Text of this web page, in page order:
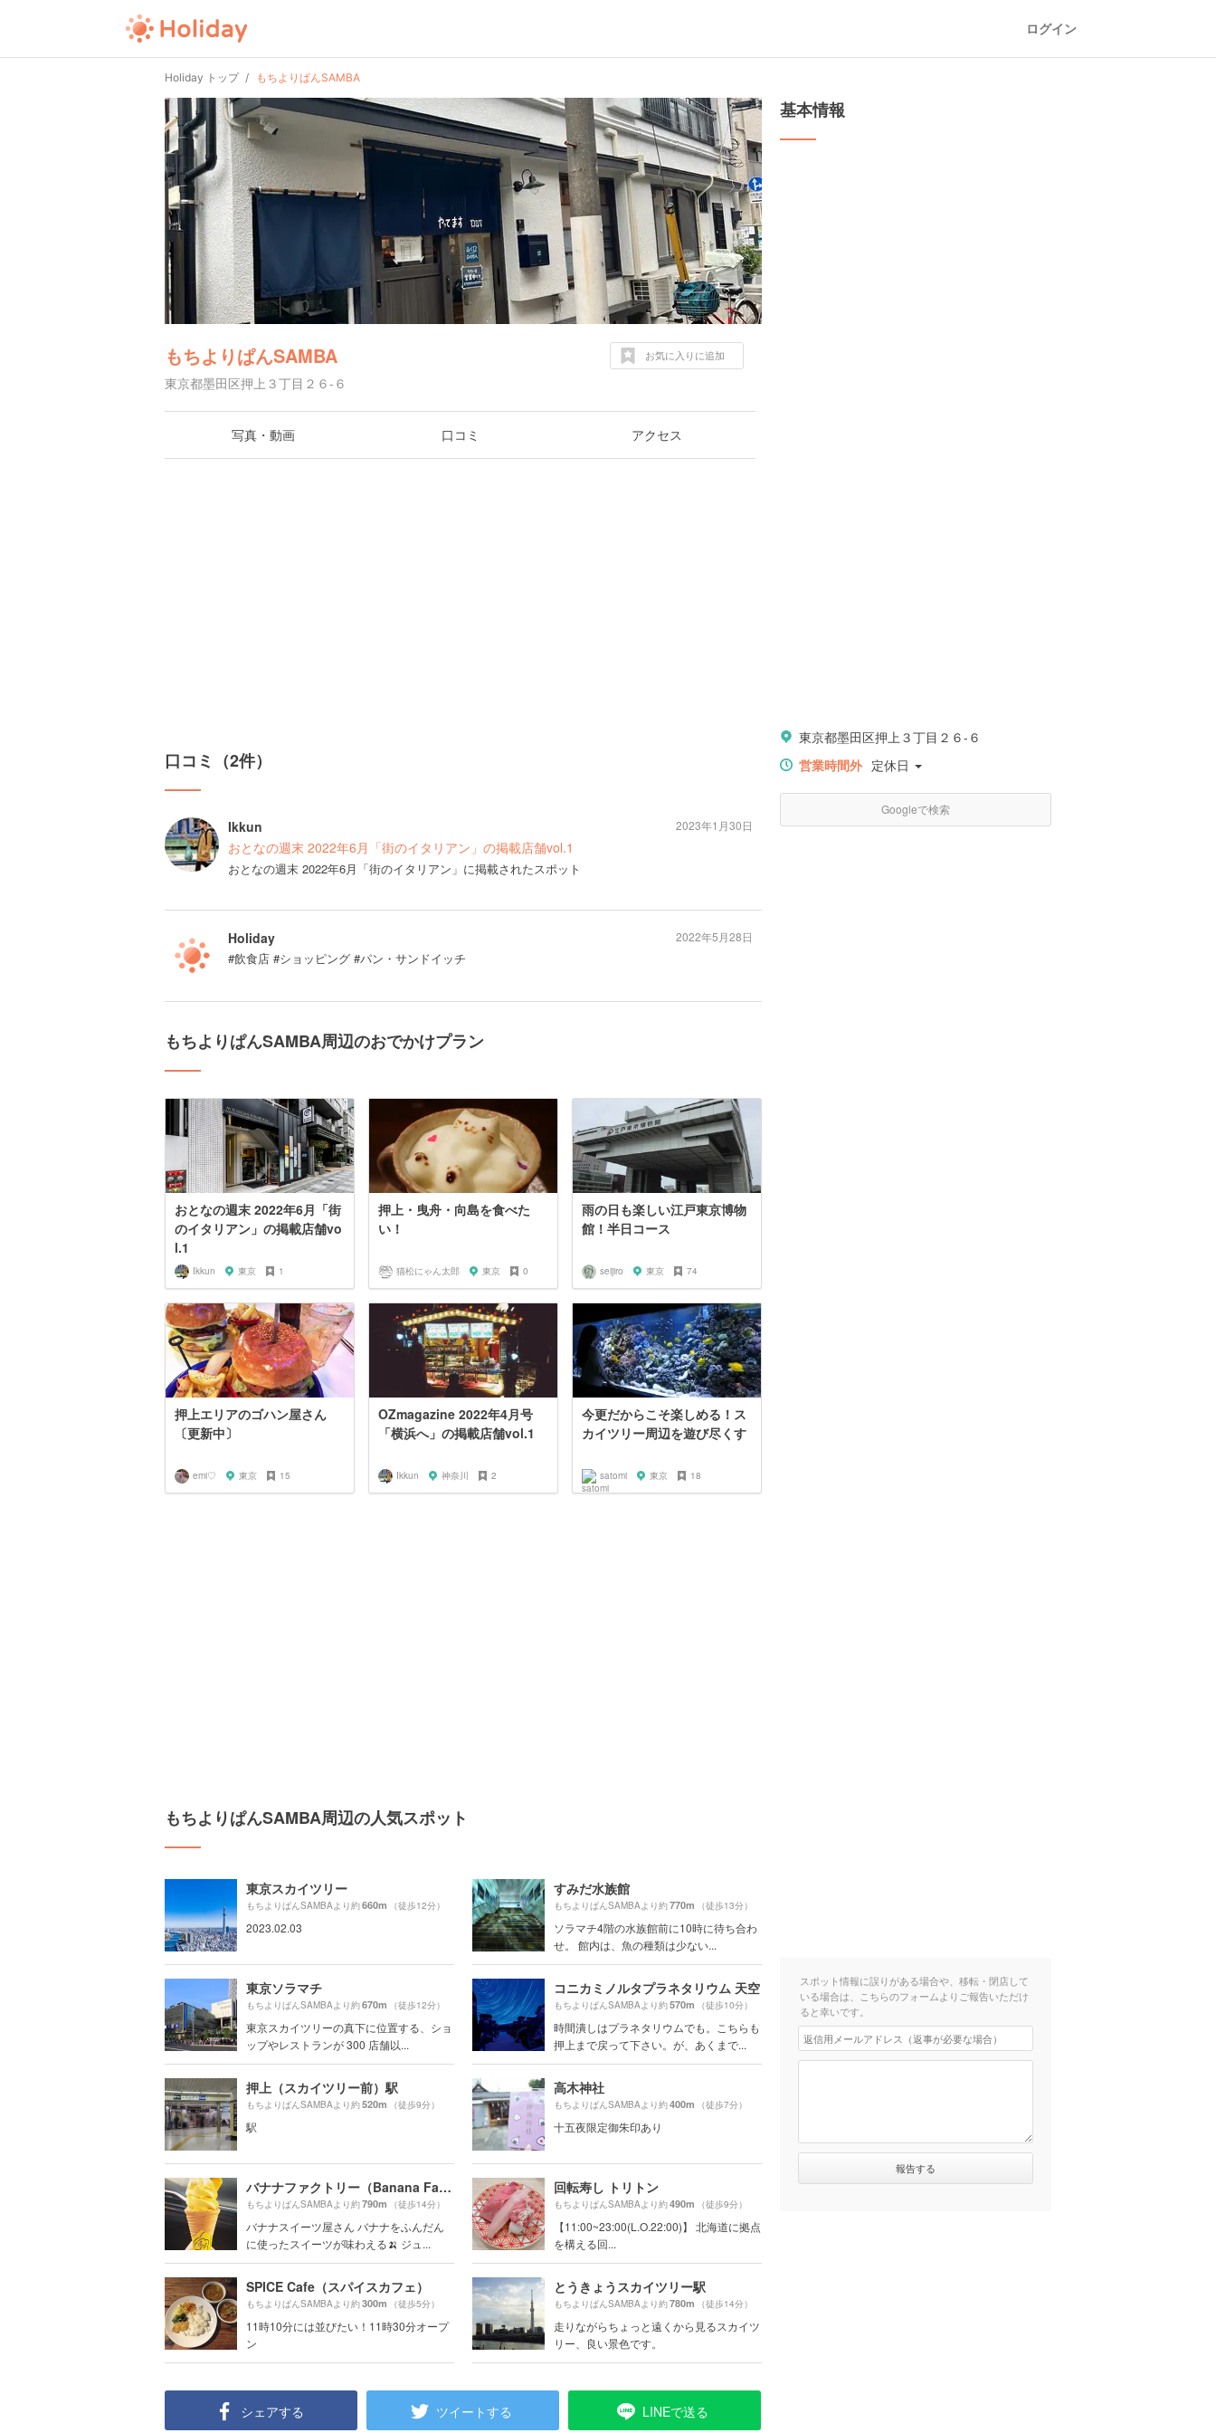
ログイン
Holiday トップ もちよりぱんSAMBA
もちよりぱんSAMBA
東京都墨田区押上３丁目２６-６
お気に入りに追加
写真・動画 口コミ アクセス
口コミ（2件）
Ikkun
おとなの週末 2022年6月「街のイタリアン」の掲載店舗vol.1
おとなの週末 2022年6月「街のイタリアン」に掲載されたスポット
2023年1月30日
Holiday
#飲食店 #ショッピング #パン・サンドイッチ
2022年5月28日
もちよりぱんSAMBA周辺のおでかけプラン
おとなの週末 2022年6月「街
のイタリアン」の掲載店舗vo
l.1
Ikkun 東京 1
押上・曳舟・向島を食べた
い！
猫松にゃん太郎 東京 0
雨の日も楽しい江戸東京博物
館！半日コース
seijiro 東京 74
押上エリアのゴハン屋さん
〔更新中〕
emi♡ 東京 15
OZmagazine 2022年4月号
「横浜へ」の掲載店舗vol.1
Ikkun 神奈川 2
今更だからこそ楽しめる！ス
カイツリー周辺を遊び尽くす
satomi 東京 18
もちよりぱんSAMBA周辺の人気スポット
東京スカイツリー
もちよりぱんSAMBAより約660m （徒歩12分）
2023.02.03
すみだ水族館
もちよりぱんSAMBAより約770m （徒歩13分）
ソラマチ4階の水族館前に10時に待ち合わ
せ。 館内は、魚の種類は少ない...
東京ソラマチ
もちよりぱんSAMBAより約670m （徒歩12分）
東京スカイツリーの真下に位置する、ショ
ップやレストランが 300 店舗以...
コニカミノルタプラネタリウム 天空
もちよりぱんSAMBAより約570m （徒歩10分）
時間潰しはプラネタリウムでも。こちらも
押上まで戻って下さい。が、あくまで...
押上（スカイツリー前）駅
もちよりぱんSAMBAより約520m （徒歩9分）
駅
高木神社
もちよりぱんSAMBAより約400m （徒歩7分）
十五夜限定御朱印あり
バナナファクトリー（Banana Factory）
もちよりぱんSAMBAより約790m （徒歩14分）
バナナスイーツ屋さん バナナをふんだん
に使ったスイーツが味わえる🍌 ジュ...
回転寿し トリトン
もちよりぱんSAMBAより約490m （徒歩9分）
【11:00~23:00(L.O.22:00)】 北海道に拠点
を構える回...
SPICE Cafe（スパイスカフェ）
もちよりぱんSAMBAより約300m （徒歩5分）
11時10分には並びたい！11時30分オープ
ン
とうきょうスカイツリー駅
もちよりぱんSAMBAより約780m （徒歩14分）
走りながらちょっと遠くから見るスカイツ
リー、良い景色です。
シェアする ツイートする LINEで送る
基本情報
東京都墨田区押上３丁目２６-６
営業時間外 定休日
Googleで検索
スポット情報に誤りがある場合や、移転・閉店して
いる場合は、こちらのフォームよりご報告いただけ
ると幸いです。